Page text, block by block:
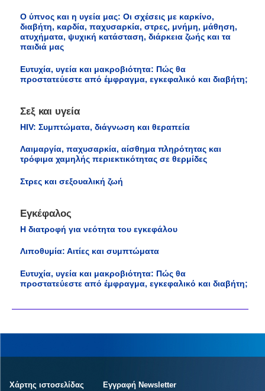
Πώς θα ανακουφιστείτε και να
κερδίζετε από το στρες;
στη ζωή μας. Εάν το διαχειριζόμαστε
σωστά μπορεί να ωφελεί τη ζωή μας σε
Οι αιτίες που προκαλούν καρκίνο είναι
περιπτώσεις η αιτία παραμένει άγνωστη.
γίνεται η πρόληψη.
Ο ύπνος και η υγεία μας: Οι σχέσεις με καρκίνο,
διαβήτη, καρδία, παχυσαρκία, στρες, μνήμη, μάθηση,
ατυχήματα, ψυχική κατάσταση, διάρκεια ζωής και τα
παιδιά μας
Ευτυχία, υγεία και μακροβιότητα: Πώς θα
προστατεύεστε από έμφραγμα, εγκεφαλικό και διαβήτη;
Σεξ και υγεία
HIV: Συμπτώματα, διάγνωση και θεραπεία
Λαιμαργία, παχυσαρκία, αίσθημα πληρότητας και
τρόφιμα χαμηλής περιεκτικότητας σε θερμίδες
Στρες και σεξουαλική ζωή
Εγκέφαλος
Η διατροφή για νεότητα του εγκεφάλου
Λιποθυμία: Αιτίες και συμπτώματα
Ευτυχία, υγεία και μακροβιότητα: Πώς θα
προστατεύεστε από έμφραγμα, εγκεφαλικό και διαβήτη;
Χάρτης ιστοσελίδας Εγγραφή Newsletter